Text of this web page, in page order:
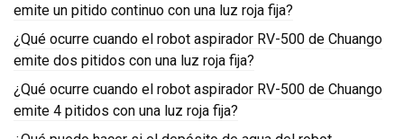
emite un pitido continuo con una luz roja fija?
¿Qué ocurre cuando el robot aspirador RV-500 de Chuango
emite dos pitidos con una luz roja fija?
¿Qué ocurre cuando el robot aspirador RV-500 de Chuango
emite 4 pitidos con una luz roja fija?